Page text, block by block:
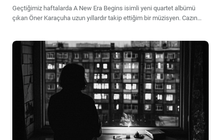
Geçtiğimiz haftalarda A New Era Begins isimli yeni quartet albümü
çıkan Öner Karaçuha uzun yıllardır takip ettiğim bir müzisyen. Cazın…